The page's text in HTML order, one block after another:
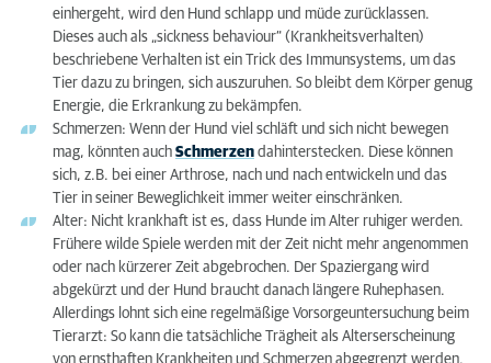
einhergeht, wird den Hund schlapp und müde zurücklassen.
Dieses auch als „sickness behaviour“ (Krankheitsverhalten)
beschriebene Verhalten ist ein Trick des Immunsystems, um das
Tier dazu zu bringen, sich auszuruhen. So bleibt dem Körper genug
Energie, die Erkrankung zu bekämpfen.
Schmerzen: Wenn der Hund viel schläft und sich nicht bewegen
mag, könnten auch Schmerzen dahinterstecken. Diese können
sich, z.B. bei einer Arthrose, nach und nach entwickeln und das
Tier in seiner Beweglichkeit immer weiter einschränken.
Alter: Nicht krankhaft ist es, dass Hunde im Alter ruhiger werden.
Frühere wilde Spiele werden mit der Zeit nicht mehr angenommen
oder nach kürzerer Zeit abgebrochen. Der Spaziergang wird
abgekürzt und der Hund braucht danach längere Ruhephasen.
Allerdings lohnt sich eine regelmäßige Vorsorgeuntersuchung beim
Tierarzt: So kann die tatsächliche Trägheit als Alterserscheinung
von ernsthaften Krankheiten und Schmerzen abgegrenzt werden.